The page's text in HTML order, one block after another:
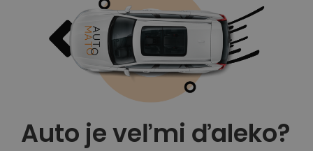
Auto je veľmi ďaleko?